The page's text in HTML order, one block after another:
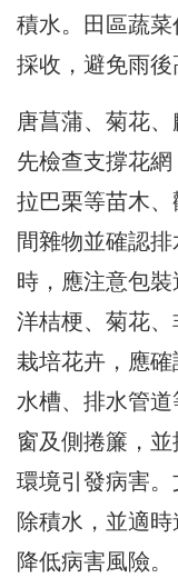
積水。田區蔬
採收，避免雨後
唐菖蒲、菊花
先檢查支撐花
拉巴栗等苗木
間雜物並確認
時，應注意包裝
洋桔梗、菊花
栽培花卉，應
水槽、排水管
窗及側捲簾，
環境引發病害
除積水，並適
降低病害風險。